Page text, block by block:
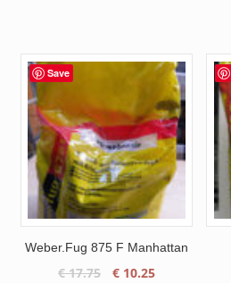
Save
Weber.Fug 875 F Manhattan
€17.75
Oorspronkelijke
€10.25Huidige